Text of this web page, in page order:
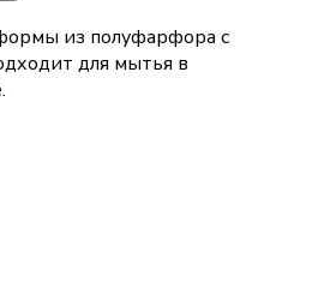
из полуфарфора с
для мытья в